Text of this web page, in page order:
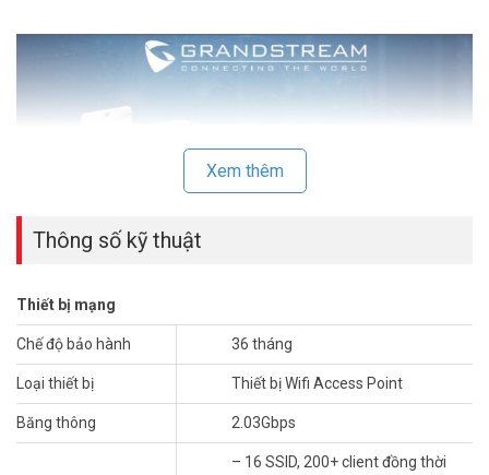
Bộ phát wifi Grandstream GWN7624 cung cấp 3 cổng LAN out hỗ
trợ Vlan
+ 1 cổng PoE out kết nối điện thoại IP PoE
+ 1 cổng dùng cho IPTV
+ 1 cổng dùng cho laptop hoặc các dịch vụ khác
Các tính năng ưu việt của bộ phát wifi inwall
Xem thêm
Thông số kỹ thuật
Thiết bị mạng
Chế độ bảo hành 36 tháng
Loại thiết bị Thiết bị Wifi Access Point
Băng thông 2.03Gbps
– 16 SSID, 200+ client đồng thời